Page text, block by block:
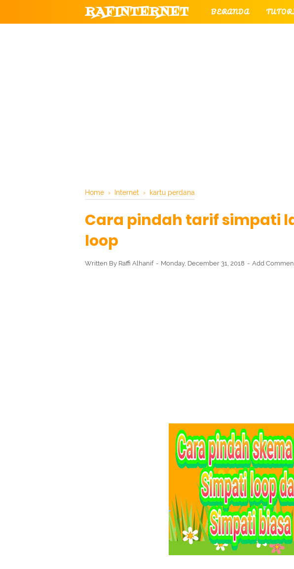
RAFINTERNET BERANDA
Home › Internet › kartu perdana
Cara pindah tarif simpati
loop
Written By Raffi Alhanif Monday, December 31, 2018 Add